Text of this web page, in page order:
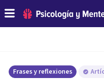
Frases y reflexiones